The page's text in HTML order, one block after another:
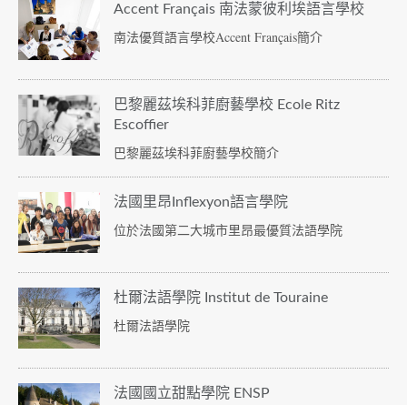
Accent Français 南法蒙彼利埃語言學校
南法優質語言學校Accent Français簡介
巴黎麗茲埃科菲廚藝學校 Ecole Ritz
Escoffier
巴黎麗茲埃科菲廚藝學校簡介
法國里昂Inflexyon語言學院
位於法國第二大城市里昂最優質法語學院
杜爾法語學院 Institut de Touraine
杜爾法語學院
法國國立甜點學院 ENSP